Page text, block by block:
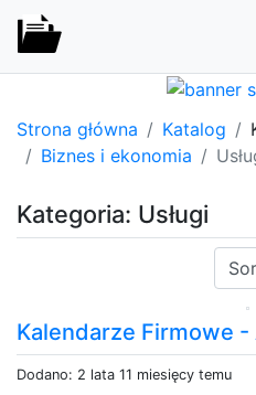
Strona główna Katalog
Biznes i ekonomia
Kategoria: Usługi
Kalendarze Firmowe
Dodano: 2 lata 11 miesięcy temu